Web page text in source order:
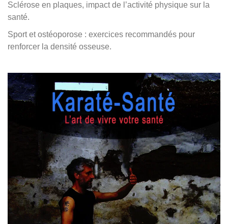
Sclérose en plaques, impact de l’activité physique sur la
santé.
Sport et ostéoporose : exercices recommandés pour
renforcer la densité osseuse.